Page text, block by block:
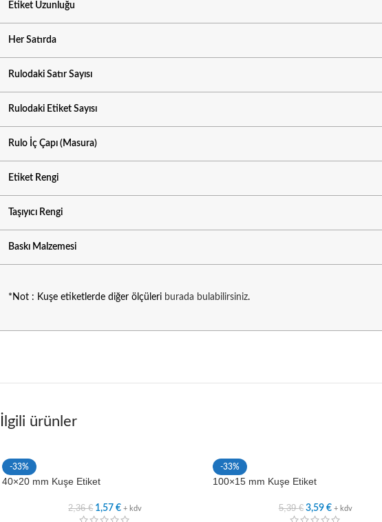
Etiket Uzunluğu
Her Satırda
Rulodaki Satır Sayısı
Rulodaki Etiket Sayısı
Rulo İç Çapı (Masura)
Etiket Rengi
Taşıyıcı Rengi
Baskı Malzemesi
*Not : Kuşe etiketlerde diğer ölçüleri burada bulabilirsiniz.
İlgili ürünler
-33%
40×20 mm Kuşe Etiket
2,36€ 1,57€ + kdv
-33%
100×15 mm Kuşe Etiket
5,39€ 3,59 € + kdv